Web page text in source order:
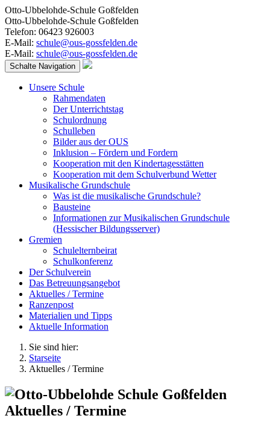
Otto-Ubbelohde-Schule Goßfelden
Otto-Ubbelohde-Schule Goßfelden
Telefon: 06423 926003
E-Mail: schule@ous-gossfelden.de
E-Mail: schule@ous-gossfelden.de
Schalte Navigation
Unsere Schule
Rahmendaten
Der Unterrichtstag
Schulordnung
Schulleben
Bilder aus der OUS
Inklusion – Fördern und Fordern
Kooperation mit den Kindertagesstätten
Kooperation mit dem Schulverbund Wetter
Musikalische Grundschule
Was ist die musikalische Grundschule?
Bausteine
Informationen zur Musikalischen Grundschule
(Hessischer Bildungsserver)
Gremien
Schulelternbeirat
Schulkonferenz
Der Schulverein
Das Betreuungsangebot
Aktuelles / Termine
Ranzenpost
Materialien und Tipps
Aktuelle Information
Sie sind hier:
Starseite
Aktuelles / Termine
Aktuelles / Termine